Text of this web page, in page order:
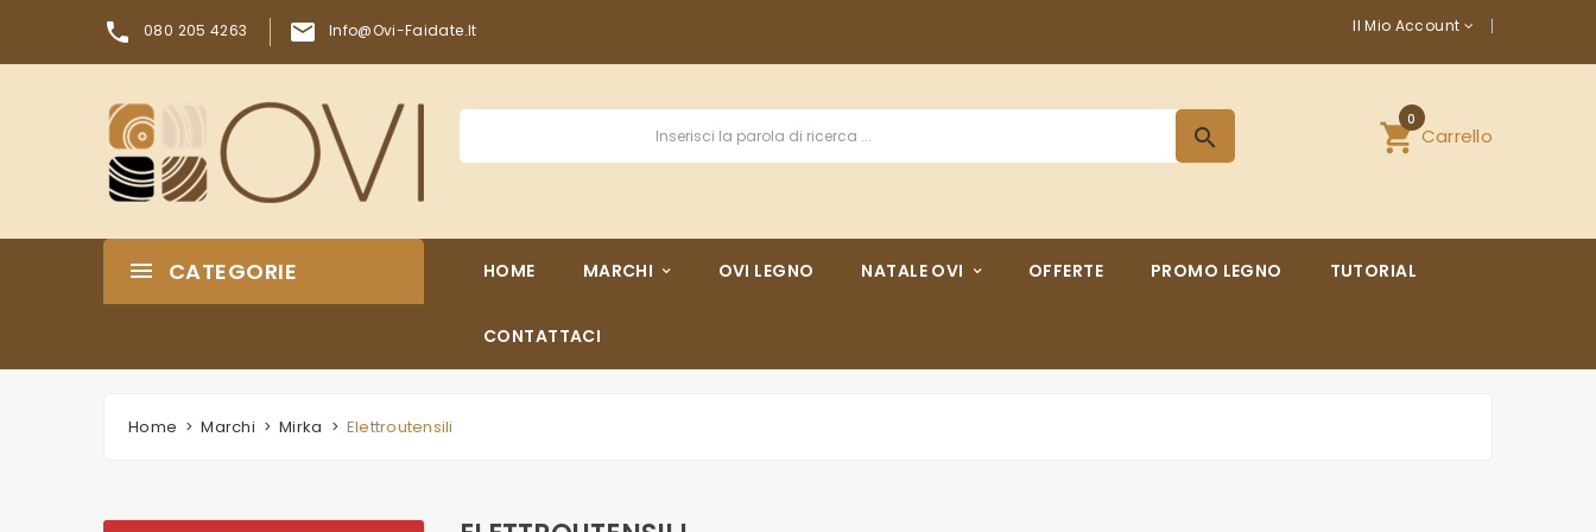
 080 205 4263  Info@ovi-Faidate.it Il Mio Account
shopping_cartCarrello
0
search
CATEGORIE HOME MARCHI OVI LEGNO NATALE OVI OFFERTE PROMO LEGNO TUTORIAL
CONTATTACI
Home Marchi Mirka Elettroutensili